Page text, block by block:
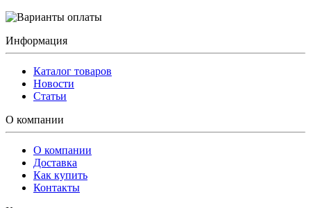
Информация
Каталог товаров
Новости
Статьи
О компании
О компании
Доставка
Как купить
Контакты